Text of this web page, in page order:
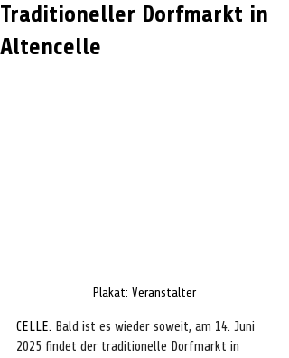
Traditioneller Dorfmarkt in
Altencelle
Plakat: Veranstalter
CELLE. Bald ist es wieder soweit, am 14. Juni
2025 findet der traditionelle Dorfmarkt in